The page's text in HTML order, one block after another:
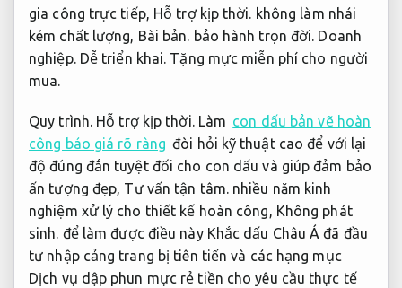
gia công trực tiếp, Hỗ trợ kịp thời.
không làm nhái
kém chất lượng, Bài bản. bảo hành trọn đời. Doanh
nghiệp. Dễ triển khai. Tặng mực miễn phí cho người
mua.
Quy trình. Hỗ trợ kịp thời.Làm con dấu bản vẽ hoàn
công báo giá rõ ràng đòi hỏi kỹ thuật cao để với lại
độ đúng đắn tuyệt đối cho con dấu và giúp đảm bảo
ấn tượng đẹp, Tư vấn tận tâm.nhiều năm kinh
nghiệm xử lý cho thiết kế hoàn công, Không phát
sinh. để làm được điều này Khắc dấu Châu Á đã đầu
tư nhập cảng trang bị tiên tiến và các hạng mục
Dịch vụ dập phun mực rẻ tiền cho yêu cầu thực tế